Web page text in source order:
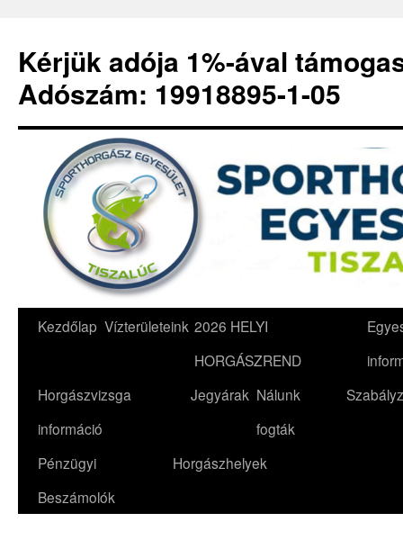
Kérjük adója 1%-ával
Adószám: 19918895-1-05
Kilépés
tartalomba
Kezdőlap Vízterületeink 2026 HELYI
HORGÁSZREND
Horgászvizsga
információ
Jegyárak Nálunk
fogták
Pénzügyi
Beszámolók
Horgászhelyek